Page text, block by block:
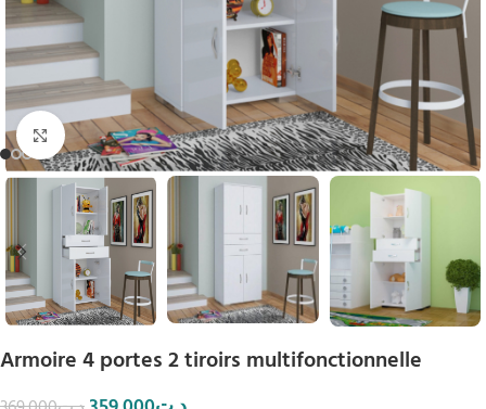
Click to enlarge
Armoire 4 portes 2 tiroirs multifonctionnelle